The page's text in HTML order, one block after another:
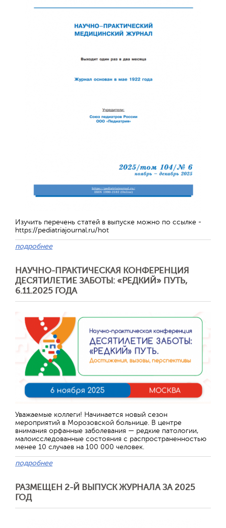
Изучить перечень статей в выпуске можно по ссылке -
https://pediatriajournal.ru/hot
подробнее
НАУЧНО-ПРАКТИЧЕСКАЯ КОНФЕРЕНЦИЯ
ДЕСЯТИЛЕТИЕ ЗАБОТЫ: «РЕДКИЙ» ПУТЬ,
6.11.2025 ГОДА
Уважаемые коллеги! Начинается новый сезон
мероприятий в Морозовской больнице. В центре
внимания орфанные заболевания — редкие патологии,
малоисследованные состояния с распространенностью
менее 10 случаев на 100 000 человек.
подробнее
РАЗМЕЩЕН 2-Й ВЫПУСК ЖУРНАЛА ЗА 2025
ГОД